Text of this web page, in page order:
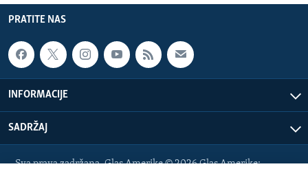
PRATITE NAS
INFORMACIJE
SADRŽAJ
Sva prava zadržana. Glas Amerike © 2026 Glas Amerike: